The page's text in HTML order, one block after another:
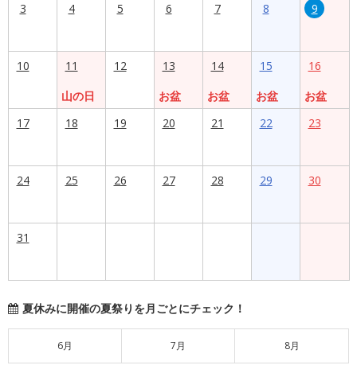
3 4 5 6 7 8 9
10
11
山の日
12
13
お盆
14
お盆
15
お盆
16
お盆
17
18 19 20 21 22 23
24 25 26 27 28 29 30
31
夏休みに開催の夏祭りを月ごとにチェック！
6月 7月 8月